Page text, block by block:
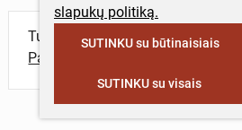
Turite daugiau informacijos apie
Parašykite mums!
slapukų politiką.
SUTINKU su būtinaisiais
SUTINKU su visais